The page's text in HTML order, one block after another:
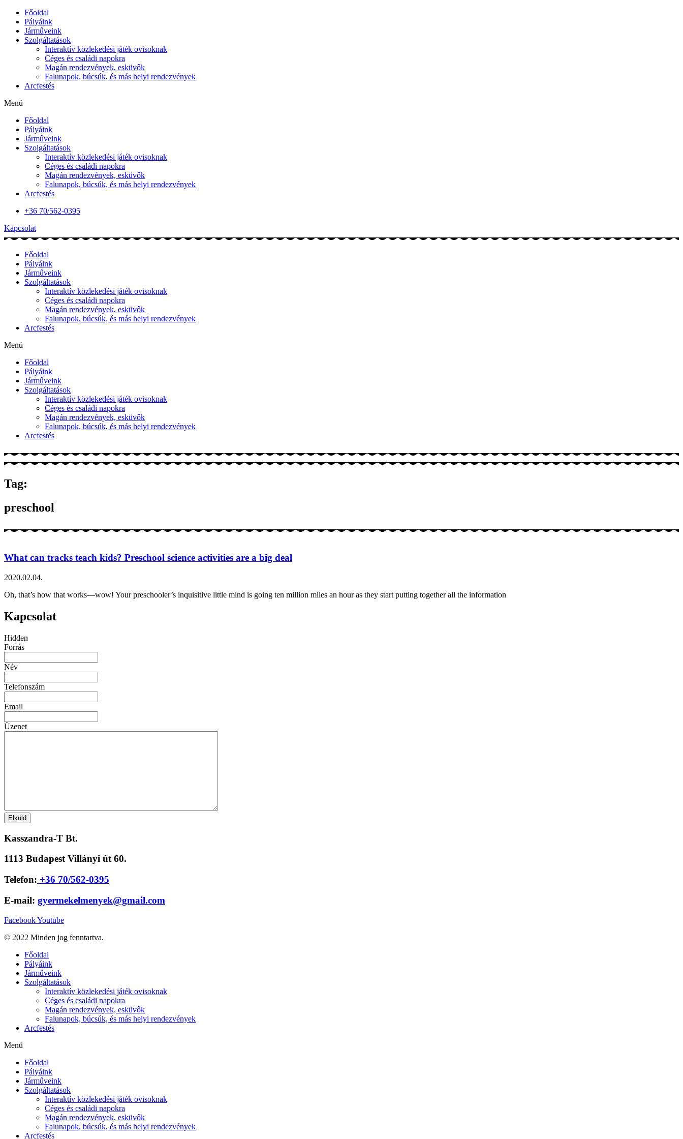
Főoldal
Pályáink
Járműveink
Szolgáltatások
Interaktív közlekedési játék ovisoknak
Céges és családi napokra
Magán rendezvények, esküvők
Falunapok, búcsúk, és más helyi rendezvények
Arcfestés
Menü
Főoldal
Pályáink
Járműveink
Szolgáltatások
Interaktív közlekedési játék ovisoknak
Céges és családi napokra
Magán rendezvények, esküvők
Falunapok, búcsúk, és más helyi rendezvények
Arcfestés
+36 70/562-0395
Kapcsolat
Főoldal
Pályáink
Járműveink
Szolgáltatások
Interaktív közlekedési játék ovisoknak
Céges és családi napokra
Magán rendezvények, esküvők
Falunapok, búcsúk, és más helyi rendezvények
Arcfestés
Menü
Főoldal
Pályáink
Járműveink
Szolgáltatások
Interaktív közlekedési játék ovisoknak
Céges és családi napokra
Magán rendezvények, esküvők
Falunapok, búcsúk, és más helyi rendezvények
Arcfestés
Tag:
preschool
What can tracks teach kids? Preschool science activities are a big deal
2020.02.04.
Oh, that’s how that works—wow! Your preschooler’s inquisitive little mind is going ten million miles an hour as they start putting together all the information
Kapcsolat
Hidden
Forrás
Név
Telefonszám
Email
Üzenet
Kasszandra-T Bt.
1113 Budapest Villányi út 60.
Telefon: +36 70/562-0395
E-mail: gyermekelmenyek@gmail.com
FacebookYoutube
© 2022 Minden jog fenntartva.
Főoldal
Pályáink
Járműveink
Szolgáltatások
Interaktív közlekedési játék ovisoknak
Céges és családi napokra
Magán rendezvények, esküvők
Falunapok, búcsúk, és más helyi rendezvények
Arcfestés
Menü
Főoldal
Pályáink
Járműveink
Szolgáltatások
Interaktív közlekedési játék ovisoknak
Céges és családi napokra
Magán rendezvények, esküvők
Falunapok, búcsúk, és más helyi rendezvények
Arcfestés